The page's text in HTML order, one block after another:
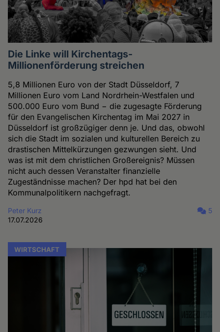
Die Linke will Kirchentags-
Millionenförderung streichen
5,8 Millionen Euro von der Stadt Düsseldorf, 7
Millionen Euro vom Land Nordrhein-Westfalen und
500.000 Euro vom Bund − die zugesagte Förderung
für den Evangelischen Kirchentag im Mai 2027 in
Düsseldorf ist großzügiger denn je. Und das, obwohl
sich die Stadt im sozialen und kulturellen Bereich zu
drastischen Mittelkürzungen gezwungen sieht. Und
was ist mit dem christlichen Großereignis? Müssen
nicht auch dessen Veranstalter finanzielle
Zugeständnisse machen? Der hpd hat bei den
Kommunalpolitikern nachgefragt.
Peter Kurz
17.07.2026
5
WIRTSCHAFT